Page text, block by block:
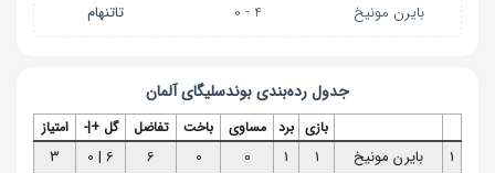
بایرن‌ مونیخ 4 - 0 تاتنهام
جدول رده‌بندیبوندسلیگای آلمان
بازی برد مساوی باخت تفاضل گل +|- امتیاز
1 بایرن‌ مونیخ 1
1
0
0
6
6 | 0
3